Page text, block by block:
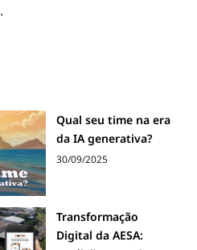
.
Qual seu time na era
da IA generativa?
30/09/2025
Transformação
Digital da AESA: